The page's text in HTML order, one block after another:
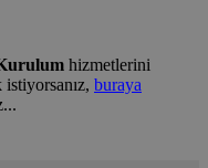
hizmetlerini
buraya